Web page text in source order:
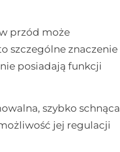
przód może
szczególne znaczenie
posiadają funkcji
szybko schnąca
jej regulacji